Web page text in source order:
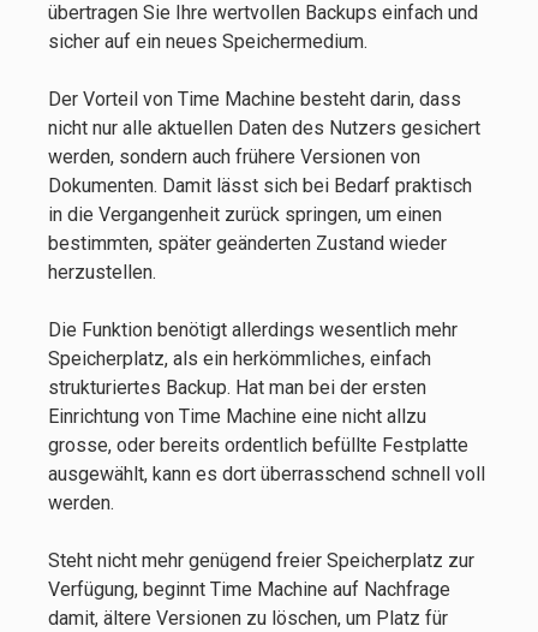
übertragen Sie Ihre wertvollen Backups einfach und
sicher auf ein neues Speichermedium.
Der Vorteil von Time Machine besteht darin, dass
nicht nur alle aktuellen Daten des Nutzers gesichert
werden, sondern auch frühere Versionen von
Dokumenten. Damit lässt sich bei Bedarf praktisch
in die Vergangenheit zurück springen, um einen
bestimmten, später geänderten Zustand wieder
herzustellen.
Die Funktion benötigt allerdings wesentlich mehr
Speicherplatz, als ein herkömmliches, einfach
strukturiertes Backup. Hat man bei der ersten
Einrichtung von Time Machine eine nicht allzu
grosse, oder bereits ordentlich befüllte Festplatte
ausgewählt, kann es dort überrasschend schnell voll
werden.
Steht nicht mehr genügend freier Speicherplatz zur
Verfügung, beginnt Time Machine auf Nachfrage
damit, ältere Versionen zu löschen, um Platz für